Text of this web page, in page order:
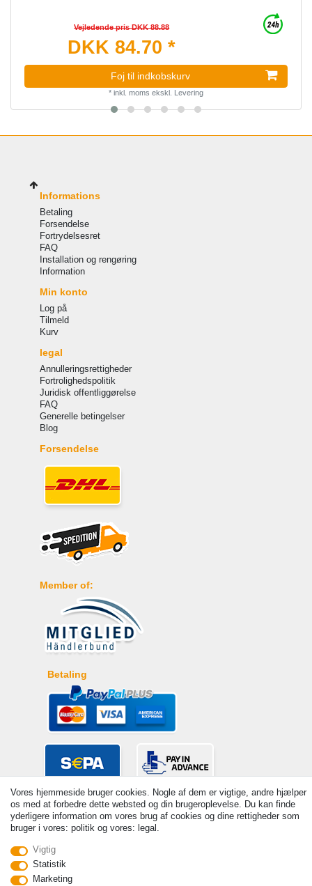
Vejledende pris DKK 88.88
DKK 84.70 *
Foj til indkobskurv
* inkl. moms ekskl. Levering
Informations
Betaling
Forsendelse
Fortrydelsesret
FAQ
Installation og rengøring
Information
Min konto
Log på
Tilmeld
Kurv
legal
Annulleringsrettigheder
Fortrolighedspolitik
Juridisk offentliggørelse
FAQ
Generelle betingelser
Blog
Forsendelse
Member of:
Betaling
© Copyright 2026 | Alle rettigheder forbeholdes. - Prices incl. VAT. 19%
VAT Basic prices see article detail | * Applies to deliveries to the UK!
Vores hjemmeside bruger cookies. Nogle af dem er vigtige, andre hjælper
os med at forbedre dette websted og din brugeroplevelse. Du kan finde
yderligere information om vores brug af cookies og dine rettigheder som
bruger i vores: politik og vores: legal.
Vigtig
Statistik
Marketing